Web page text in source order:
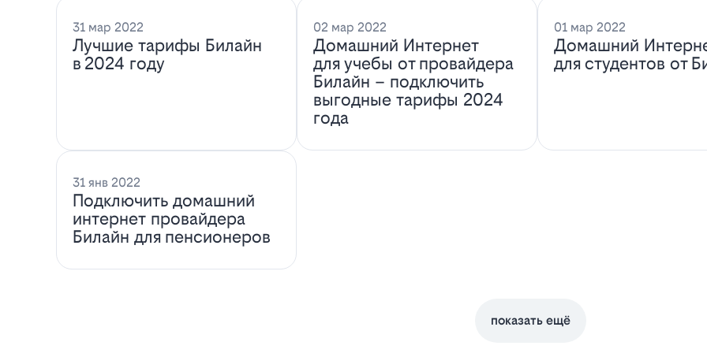
31 мар 2022
Лучшие тарифы Билайн
в 2024 году
02 мар 2022
Домашний Интернет
для учебы от провайдера
Билайн – подключить
выгодные тарифы 2024
года
01 мар 2022
Домашний
для студентов от
31 янв 2022
Подключить домашний
интернет провайдера
Билайн для пенсионеров
показать ещё